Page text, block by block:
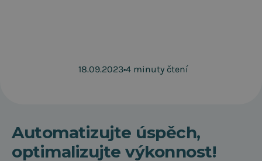
18.09.2023•4 minuty čtení
Automatizujte úspěch,
optimalizujte výkonnost!